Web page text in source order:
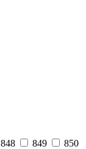
848 849
850